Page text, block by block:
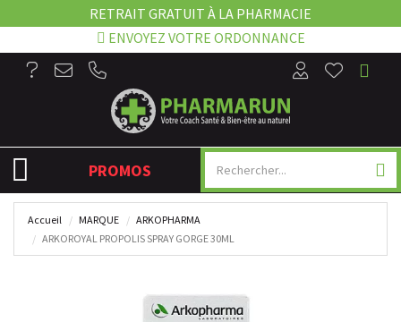
RETRAIT GRATUIT À LA PHARMACIE
ENVOYEZ VOTRE ORDONNANCE
NAVIGATION
PROMOS
Accueil MARQUE
ARKOPHARMA
ARKOROYAL PROPOLIS SPRAY GORGE 30ML